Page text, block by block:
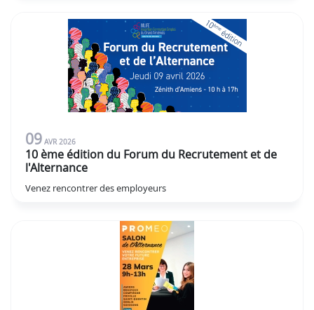
09 AVR 2026
10 ème édition du Forum du Recrutement et de
l'Alternance
Venez rencontrer des employeurs